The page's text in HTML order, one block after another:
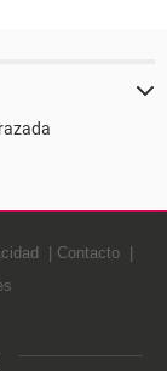
Contacto